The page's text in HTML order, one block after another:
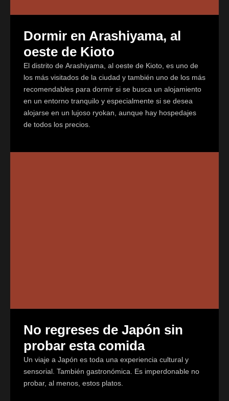
Dormir en Arashiyama, al
oeste de Kioto
El distrito de Arashiyama, al oeste de Kioto, es uno de
los más visitados de la ciudad y también uno de los más
recomendables para dormir si se busca un alojamiento
en un entorno tranquilo y especialmente si se desea
alojarse en un lujoso ryokan, aunque hay hospedajes
de todos los precios.
No regreses de Japón sin
probar esta comida
Un viaje a Japón es toda una experiencia cultural y
sensorial. También gastronómica. Es imperdonable no
probar, al menos, estos platos.